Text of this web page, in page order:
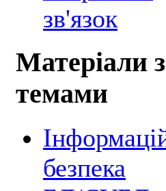
зв'язок
Матеріали
темами
безпека